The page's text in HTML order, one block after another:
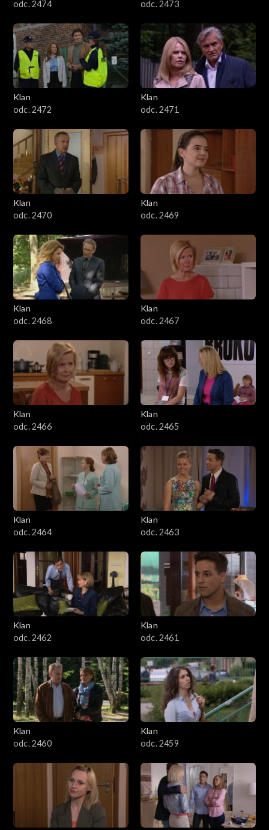
odc. 2474 odc. 2473
Klan
odc. 2472
Klan
odc. 2471
Klan
odc. 2470
Klan
odc. 2469
Klan
odc. 2468
Klan
odc. 2467
Klan
odc. 2466
Klan
odc. 2465
Klan
odc. 2464
Klan
odc. 2463
Klan
odc. 2462
Klan
odc. 2461
Klan
odc. 2460
Klan
odc. 2459